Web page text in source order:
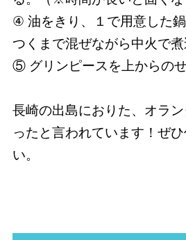
④ 油をきり、１で用意した
つくまで混ぜながら中火で煮
⑤ グリンピースを上からのせ
長崎の出島におりた、オラ
ったと言われています！ぜ
い。